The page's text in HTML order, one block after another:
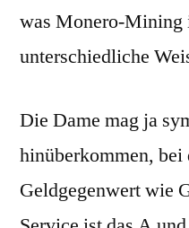
was Monero-Mining
unterschiedliche
Die Dame mag ja
hinüberkommen, bei
Geldgegenwert wie